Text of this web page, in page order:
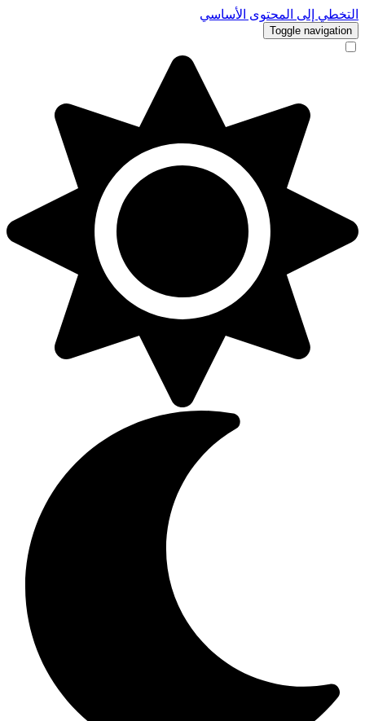
التخطي إلى المحتوى الأساسي
Toggle navigation